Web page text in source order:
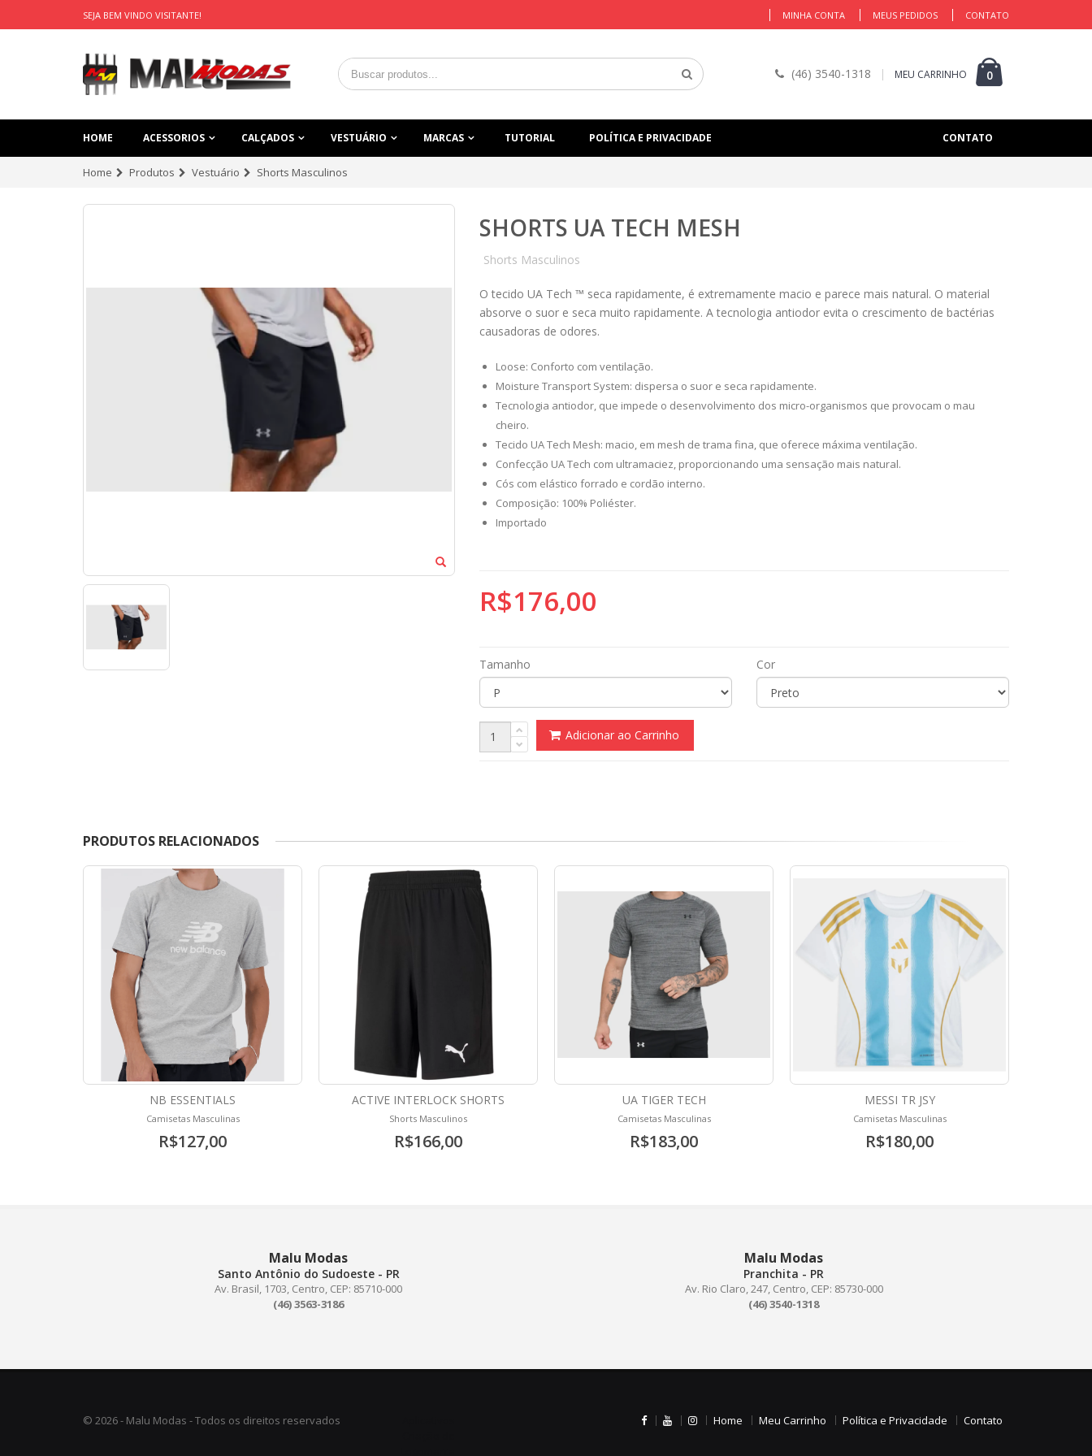
MINHA CONTA MEUS PEDIDOS CONTATO
SEJA BEM VINDO VISITANTE!
(46) 3540-1318 MEU CARRINHO 0
HOME ACESSORIOS CALÇADOS VESTUÁRIO MARCAS TUTORIAL POLÍTICA E PRIVACIDADE CONTATO
Home Produtos Vestuário Shorts Masculinos
SHORTS UA TECH MESH
Shorts Masculinos
O tecido UA Tech ™ seca rapidamente, é extremamente macio e parece mais natural. O material
absorve o suor e seca muito rapidamente. A tecnologia antiodor evita o crescimento de bactérias
causadoras de odores.
Loose: Conforto com ventilação.
Moisture Transport System: dispersa o suor e seca rapidamente.
Tecnologia antiodor, que impede o desenvolvimento dos micro-organismos que provocam o mau
cheiro.
Tecido UA Tech Mesh: macio, em mesh de trama fina, que oferece máxima ventilação.
Confecção UA Tech com ultramaciez, proporcionando uma sensação mais natural.
Cós com elástico forrado e cordão interno.
Composição: 100% Poliéster.
Importado
R$176,00
Tamanho Cor
Adicionar ao Carrinho
PRODUTOS RELACIONADOS
NB ESSENTIALS
Camisetas Masculinas
R$127,00
ACTIVE INTERLOCK SHORTS
Shorts Masculinos
R$166,00
UA TIGER TECH
Camisetas Masculinas
R$183,00
MESSI TR JSY
Camisetas Masculinas
R$180,00
Malu Modas
Santo Antônio do Sudoeste - PR
Av. Brasil, 1703, Centro, CEP: 85710-000
(46) 3563-3186
Malu Modas
Pranchita - PR
Av. Rio Claro, 247, Centro, CEP: 85730-000
(46) 3540-1318
© 2026 - Malu Modas - Todos os direitos reservados Home Meu Carrinho Política e Privacidade Contato